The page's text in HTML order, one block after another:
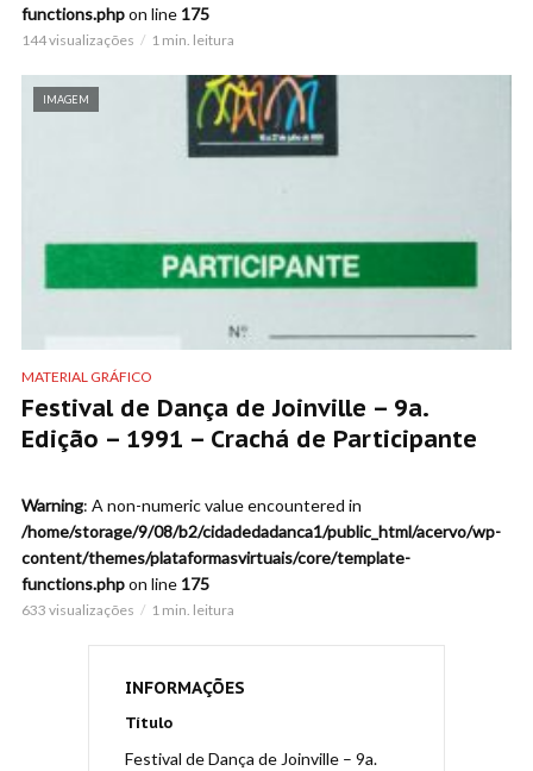
functions.phpon line 175
144 visualizações 1 min. leitura
IMAGEM
MATERIAL GRÁFICO
Festival de Dança de Joinville – 9a.
Edição – 1991 – Crachá de Participante
Warning: A non-numeric value encountered in
/home/storage/9/08/b2/cidadedadanca1/public_html/acervo/wp-
content/themes/plataformasvirtuais/core/template-
functions.phpon line 175
633 visualizações 1 min. leitura
INFORMAÇÕES
Título
Festival de Dança de Joinville – 9a.